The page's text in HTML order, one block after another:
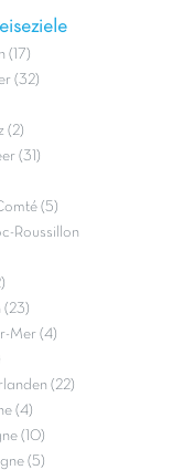
(17)
(32)
(2)
(31)
(5)
Roussillon
(23)
Mer (4)
(22)
(4)
(10)
(5)